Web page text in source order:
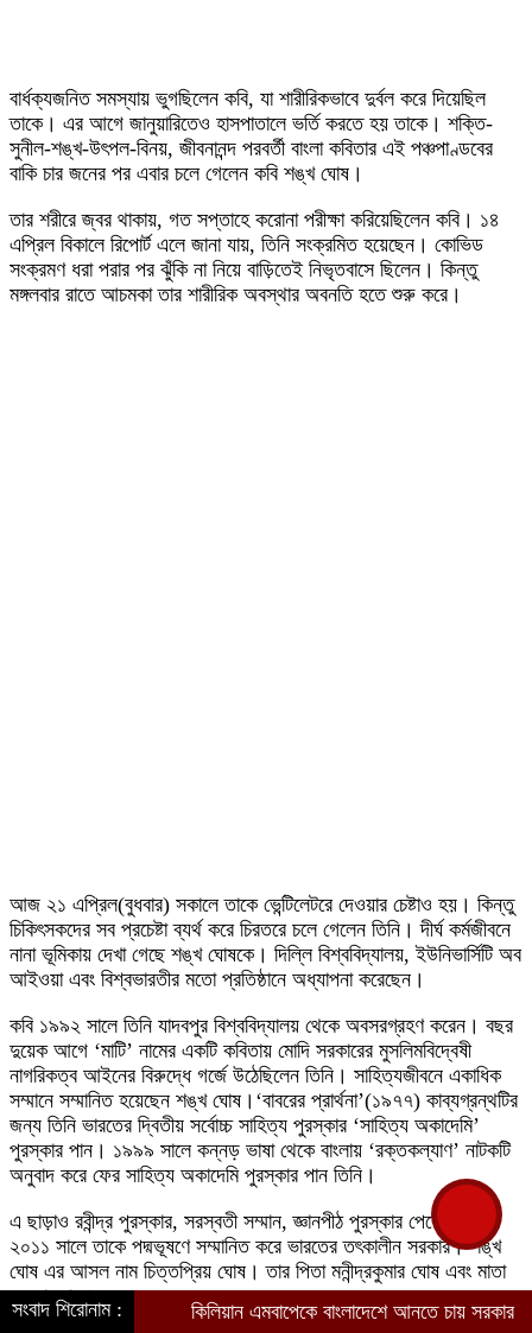
সংবাদ শিরোনাম : কিলিয়ান এমবাপেকে বাংলাদেশে আনতে চায় সরকার
বার্ধক্যজনিত সমস্যায় ভুগছিলেন কবি, যা শারীরিকভাবে দুর্বল করে দিয়েছিল
তাকে। এর আগে জানুয়ারিতেও হাসপাতালে ভর্তি করতে হয় তাকে। শক্তি-
সুনীল-শঙ্খ-উৎপল-বিনয়, জীবনানন্দ পরবর্তী বাংলা কবিতার এই পঞ্চপাণ্ডবের
বাকি চার জনের পর এবার চলে গেলেন কবি শঙ্খ ঘোষ।
তার শরীরে জ্বর থাকায়, গত সপ্তাহে করোনা পরীক্ষা করিয়েছিলেন কবি। ১৪
এপ্রিল বিকালে রিপোর্ট এলে জানা যায়, তিনি সংক্রমিত হয়েছেন। কোভিড
সংক্রমণ ধরা পরার পর ঝুঁকি না নিয়ে বাড়িতেই নিভৃতবাসে ছিলেন। কিন্তু
মঙ্গলবার রাতে আচমকা তার শারীরিক অবস্থার অবনতি হতে শুরু করে।
আজ ২১ এপ্রিল(বুধবার) সকালে তাকে ভেন্টিলেটরে দেওয়ার চেষ্টাও হয়। কিন্তু
চিকিৎসকদের সব প্রচেষ্টা ব্যর্থ করে চিরতরে চলে গেলেন তিনি। দীর্ঘ কর্মজীবনে
নানা ভূমিকায় দেখা গেছে শঙ্খ ঘোষকে। দিল্লি বিশ্ববিদ্যালয়, ইউনিভার্সিটি অব
আইওয়া এবং বিশ্বভারতীর মতো প্রতিষ্ঠানে অধ্যাপনা করেছেন।
কবি ১৯৯২ সালে তিনি যাদবপুর বিশ্ববিদ্যালয় থেকে অবসরগ্রহণ করেন। বছর
দুয়েক আগে ‘মাটি’ নামের একটি কবিতায় মোদি সরকারের মুসলিমবিদ্বেষী
নাগরিকত্ব আইনের বিরুদ্ধে গর্জে উঠেছিলেন তিনি। সাহিত্যজীবনে একাধিক
সম্মানে সম্মানিত হয়েছেন শঙ্খ ঘোষ।‘বাবরের প্রার্থনা’(১৯৭৭) কাব্যগ্রন্থটির
জন্য তিনি ভারতের দ্বিতীয় সর্বোচ্চ সাহিত্য পুরস্কার ‘সাহিত্য অকাদেমি’
পুরস্কার পান। ১৯৯৯ সালে কন্নড় ভাষা থেকে বাংলায় ‘রক্তকল্যাণ’ নাটকটি
অনুবাদ করে ফের সাহিত্য অকাদেমি পুরস্কার পান তিনি।
এ ছাড়াও রবীন্দ্র পুরস্কার, সরস্বতী সম্মান, জ্ঞানপীঠ পুরস্কার পেয়েছেন।
২০১১ সালে তাকে পদ্মভূষণে সম্মানিত করে ভারতের তৎকালীন সরকার। শঙ্খ
ঘোষ এর আসল নাম চিত্তপ্রিয় ঘোষ। তার পিতা মনীন্দ্রকুমার ঘোষ এবং মাতা
অমলা ঘোষ।